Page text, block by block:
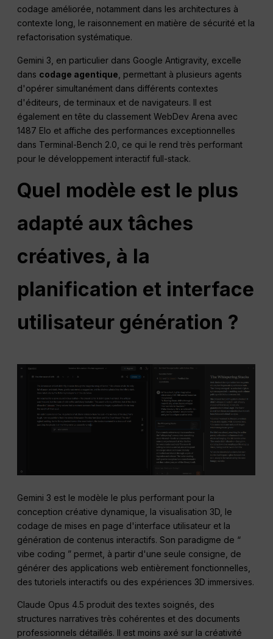
codage améliorée, notamment dans les architectures à
contexte long, le raisonnement en matière de sécurité et la
refactorisation systématique.
Gemini 3, en particulier dans Google Antigravity, excelle
dans codage agentique , permettant à plusieurs agents
d'opérer simultanément dans différents contextes
d'éditeurs, de terminaux et de navigateurs. Il est
également en tête du classement WebDev Arena avec
1487 Elo et affiche des performances exceptionnelles
dans Terminal-Bench 2.0, ce qui le rend très performant
pour le développement interactif full-stack.
Quel modèle est le plus
adapté aux tâches
créatives, à la
planification et interface
utilisateur génération ?
Gemini 3 est le modèle le plus performant pour la
conception créative dynamique, la visualisation 3D, le
codage de mises en page d'interface utilisateur et la
génération de contenus interactifs. Son paradigme de “
vibe coding ” permet, à partir d'une seule consigne, de
générer des applications web entièrement fonctionnelles,
des tutoriels interactifs ou des expériences 3D immersives.
Claude Opus 4.5 produit des textes soignés, des
structures narratives très cohérentes et des documents
professionnels détaillés. Il est moins axé sur la créativité